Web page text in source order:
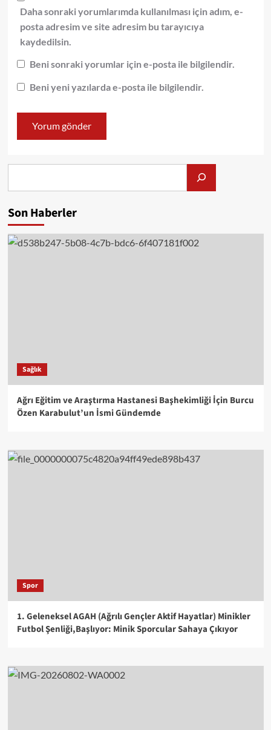
Daha sonraki yorumlarımda kullanılması için adım, e-
posta adresim ve site adresim bu tarayıcıya
kaydedilsin.
Beni sonraki yorumlar için e-posta ile bilgilendir.
Beni yeni yazılarda e-posta ile bilgilendir.
Son Haberler
Sağlık
Ağrı Eğitim ve Araştırma Hastanesi Başhekimliği İçin Burcu
Özen Karabulut’un İsmi Gündemde
Spor
1. Geleneksel AGAH (Ağrılı Gençler Aktif Hayatlar) Minikler
Futbol Şenliği,Başlıyor: Minik Sporcular Sahaya Çıkıyor